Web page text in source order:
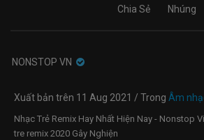
Chia Sẻ Nhúng
NONSTOP VN
Xuất bản trên 11 Aug 2021 / Trong Âm
Nhạc Trẻ Remix Hay Nhất Hiện Nay - Nonstop
tre remix 2020 Gây Nghiện